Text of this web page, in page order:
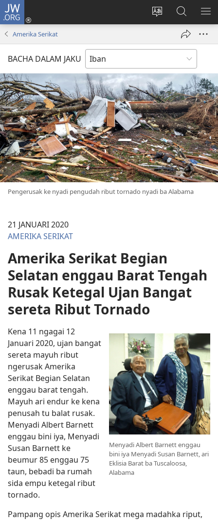
JW.ORG
Tukar
ba
web
Log
Masuk
window)
Giga
JW.ORG
Amerika Serikat
BACHA DALAM JAKU
Pengerusak ke nyadi pengudah ribut tornado nyadi ba Alabama
21 JANUARI 2020
AMERIKA SERIKAT
Amerika Serikat Begian
Selatan enggau Barat Tengah
Rusak Ketegal Ujan Bangat
sereta Ribut Tornado
Menyadi Albert Barnett enggau
bini iya Menyadi Susan Barnett, ari
Eklisia Barat ba Tuscaloosa,
Alabama
Kena 11 ngagai 12
Januari 2020, ujan bangat
sereta mayuh ribut
ngerusak Amerika
Serikat Begian Selatan
enggau barat tengah.
Mayuh ari endur ke kena
penusah tu balat rusak.
Menyadi Albert Barnett
enggau bini iya, Menyadi
Susan Barnett ke
beumur 85 enggau 75
taun, bebadi ba rumah
sida empu ketegal ribut
tornado.
Pampang opis Amerika Serikat mega madahka riput,